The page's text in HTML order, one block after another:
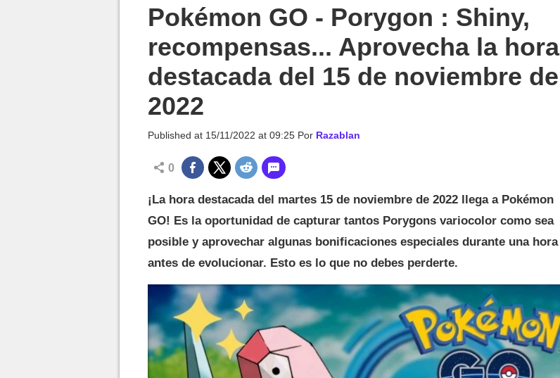
Pokémon GO - Porygon : Shiny,
recompensas... Aprovecha la hora
destacada del 15 de noviembre de
2022
Published at 15/11/2022 at 09:25 Por Razablan
0
¡La hora destacada del martes 15 de noviembre de 2022 llega a Pokémon
GO! Es la oportunidad de capturar tantos Porygons variocolor como sea
posible y aprovechar algunas bonificaciones especiales durante una hora
antes de evolucionar. Esto es lo que no debes perderte.